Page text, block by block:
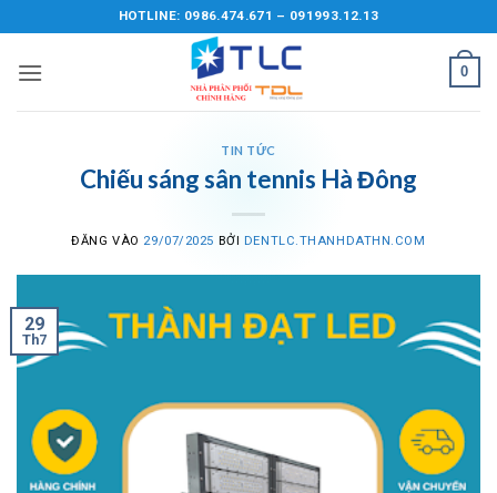
qua
nội
HOTLINE: 0986.474.671 – 091993.12.13
0
TIN TỨC
Chiếu sáng sân tennis Hà Đông
ĐĂNG VÀO 29/07/2025 BỞI DENTLC.THANHDATHN.COM
29
Th7